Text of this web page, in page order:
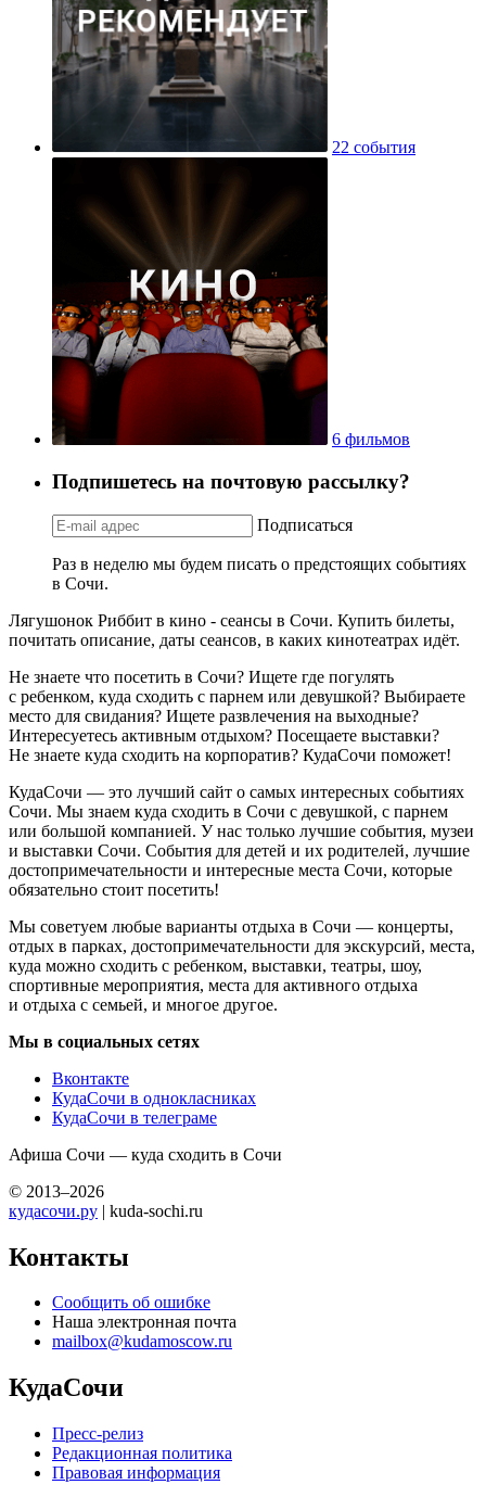
22 события
6 фильмов
Подпишетесь на почтовую рассылку?
Подписаться
Раз в неделю мы будем писать о предстоящих событиях
в Сочи.
Лягушонок Риббит в кино - сеансы в Сочи. Купить билеты,
почитать описание, даты сеансов, в каких кинотеатрах идёт.
Не знаете что посетить в Сочи? Ищете где погулять
с ребенком, куда сходить с парнем или девушкой? Выбираете
место для свидания? Ищете развлечения на выходные?
Интересуетесь активным отдыхом? Посещаете выставки?
Не знаете куда сходить на корпоратив? КудаСочи поможет!
КудаСочи — это лучший сайт о самых интересных событиях
Сочи. Мы знаем куда сходить в Сочи с девушкой, с парнем
или большой компанией. У нас только лучшие события, музеи
и выставки Сочи. События для детей и их родителей, лучшие
достопримечательности и интересные места Сочи, которые
обязательно стоит посетить!
Мы советуем любые варианты отдыха в Сочи — концерты,
отдых в парках, достопримечательности для экскурсий, места,
куда можно сходить с ребенком, выставки, театры, шоу,
спортивные мероприятия, места для активного отдыха
и отдыха с семьей, и многое другое.
Мы в социальных сетях
Вконтакте
КудаСочи в однокласниках
КудаСочи в телеграме
Афиша Сочи — куда сходить в Сочи
© 2013–2026
кудасочи.ру | kuda-sochi.ru
Контакты
Сообщить об ошибке
Наша электронная почта
mailbox@kudamoscow.ru
КудаСочи
Пресс-релиз
Редакционная политика
Правовая информация